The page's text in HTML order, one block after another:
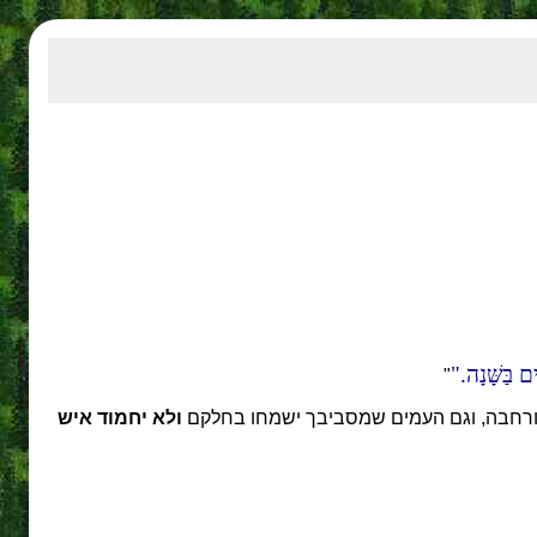
בַּשָּׁנָה. "
וגם העמים שמסביבך ישמחו בחלקם ולא יחמוד איש